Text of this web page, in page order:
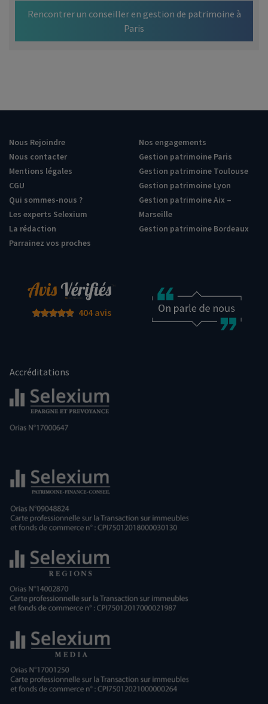
Rencontrer un conseiller en gestion de patrimoine à
Paris
Nous Rejoindre
Nous contacter
Mentions légales
CGU
Qui sommes-nous ?
Les experts Selexium
La rédaction
Parrainez vos proches
Nos engagements
Gestion patrimoine Paris
Gestion patrimoine Toulouse
Gestion patrimoine Lyon
Gestion patrimoine Aix –
Marseille
Gestion patrimoine Bordeaux
404 avis
Accréditations